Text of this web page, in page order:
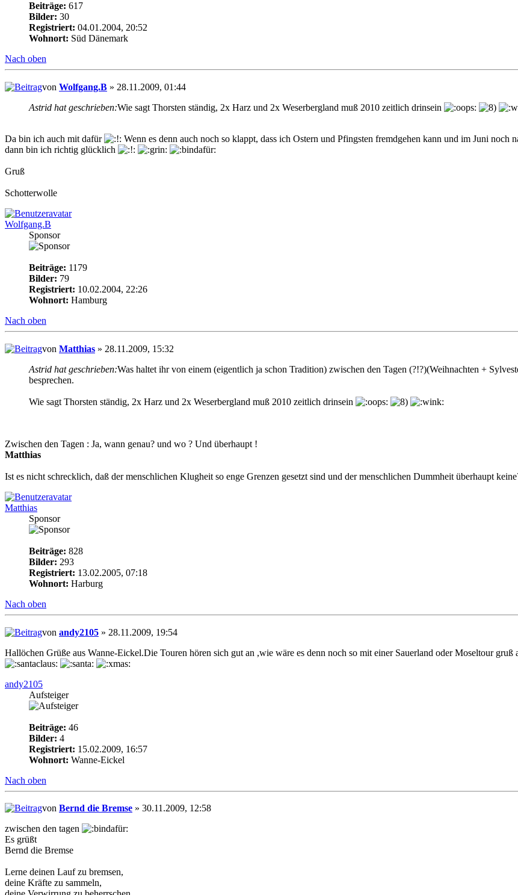
Beiträge: 617
Bilder: 30
Registriert: 04.01.2004, 20:52
Wohnort: Süd Dänemark
Nach oben
von Wolfgang.B » 28.11.2009, 01:44
Astrid hat geschrieben:Wie sagt Thorsten ständig, 2x Harz und 2x Weserbergland muß 2010 zeitlich drinsein
Da bin ich auch mit dafür
Wenn es denn auch noch so klappt, dass ich Ostern und Pfingsten fremdgehen kann und im Juni
dann bin ich richtig glücklich
Gruß
Schotterwolle
Wolfgang.B
Sponsor
Beiträge: 1179
Bilder: 79
Registriert: 10.02.2004, 22:26
Wohnort: Hamburg
Nach oben
von Matthias » 28.11.2009, 15:32
Astrid hat geschrieben:Was haltet ihr von einem (eigentlich ja schon Tradition) zwischen den Tagen (?!?)(Weihnachten +
besprechen.
Wie sagt Thorsten ständig, 2x Harz und 2x Weserbergland muß 2010 zeitlich drinsein
Zwischen den Tagen : Ja, wann genau? und wo ? Und überhaupt !
Matthias
Ist es nicht schrecklich, daß der menschlichen Klugheit so enge Grenzen gesetzt sind und der menschlichen Dummheit überhaupt
Matthias
Sponsor
Beiträge: 828
Bilder: 293
Registriert: 13.02.2005, 07:18
Wohnort: Harburg
Nach oben
von andy2105 » 28.11.2009, 19:54
Hallöchen Grüße aus Wanne-Eickel.Die Touren hören sich gut an ,wie wäre es denn noch so mit einer Sauerland oder Moseltour gruß
andy2105
Aufsteiger
Beiträge: 46
Bilder: 4
Registriert: 15.02.2009, 16:57
Wohnort: Wanne-Eickel
Nach oben
von Bernd die Bremse » 30.11.2009, 12:58
zwischen den tagen
Es grüßt
Bernd die Bremse
Lerne deinen Lauf zu bremsen,
deine Kräfte zu sammeln,